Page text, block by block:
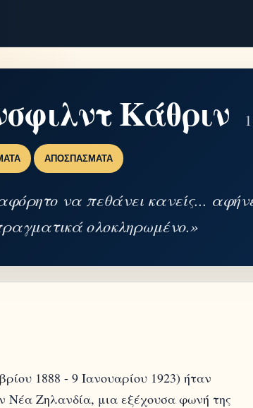
Κάθριν
ΑΠΟΣΠΆΣΜΑΤΑ
να πεθάνει κανείς...
ολοκληρωμένο.»
1888 - 9 Ιανουαρίου 1923) ήταν
Νέα Ζηλανδία, μια εξέχουσα φωνή της